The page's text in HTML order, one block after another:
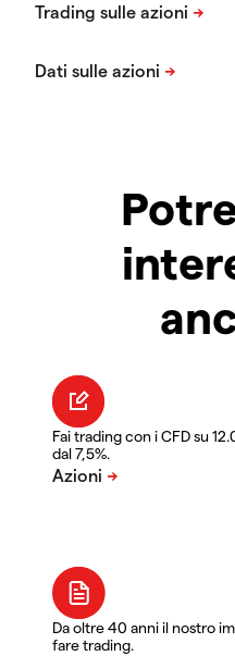
Fai trading con i CFD su
dal 7,5%.
Da oltre 40 anni il nostro
fare trading.